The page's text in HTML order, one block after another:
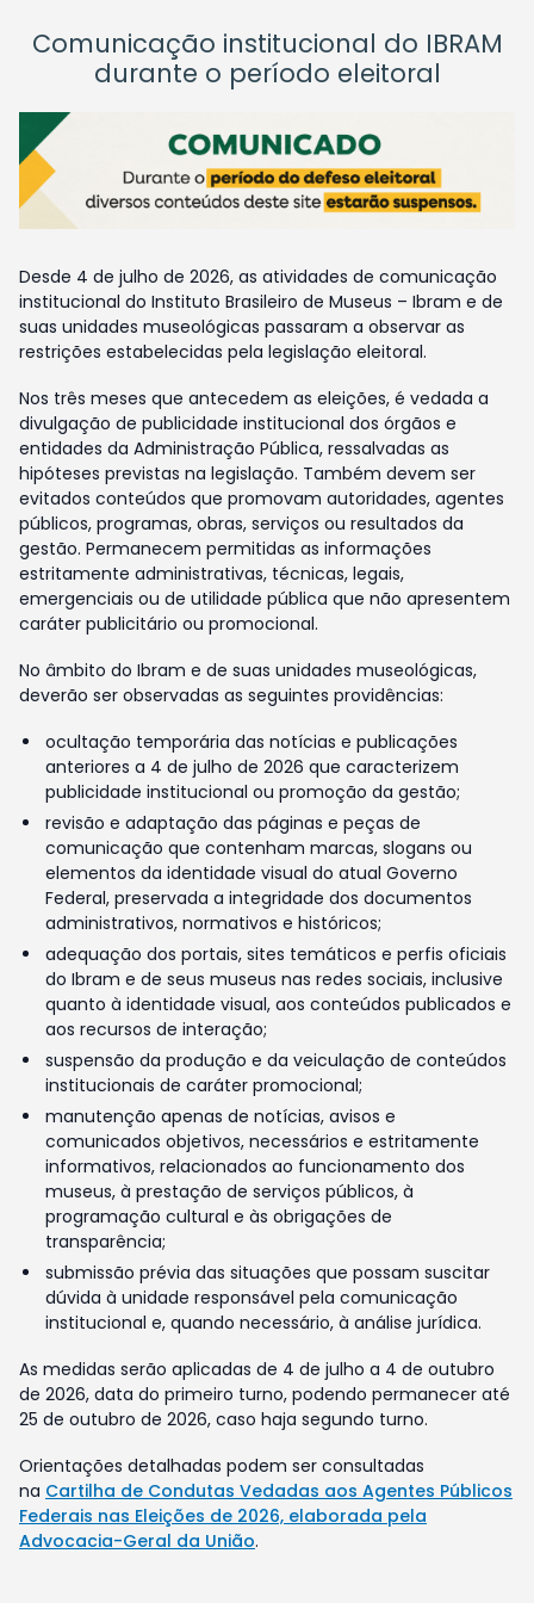
Comunicação institucional do IBRAM
durante o período eleitoral
Desde 4 de julho de 2026, as atividades de comunicação
institucional do Instituto Brasileiro de Museus – Ibram e de
suas unidades museológicas passaram a observar as
restrições estabelecidas pela legislação eleitoral.
Nos três meses que antecedem as eleições, é vedada a
divulgação de publicidade institucional dos órgãos e
entidades da Administração Pública, ressalvadas as
hipóteses previstas na legislação. Também devem ser
evitados conteúdos que promovam autoridades, agentes
públicos, programas, obras, serviços ou resultados da
gestão. Permanecem permitidas as informações
estritamente administrativas, técnicas, legais,
emergenciais ou de utilidade pública que não apresentem
caráter publicitário ou promocional.
No âmbito do Ibram e de suas unidades museológicas,
deverão ser observadas as seguintes providências:
ocultação temporária das notícias e publicações
anteriores a 4 de julho de 2026 que caracterizem
publicidade institucional ou promoção da gestão;
revisão e adaptação das páginas e peças de
comunicação que contenham marcas, slogans ou
elementos da identidade visual do atual Governo
Federal, preservada a integridade dos documentos
administrativos, normativos e históricos;
adequação dos portais, sites temáticos e perfis oficiais
do Ibram e de seus museus nas redes sociais, inclusive
quanto à identidade visual, aos conteúdos publicados e
aos recursos de interação;
suspensão da produção e da veiculação de conteúdos
institucionais de caráter promocional;
manutenção apenas de notícias, avisos e
comunicados objetivos, necessários e estritamente
informativos, relacionados ao funcionamento dos
museus, à prestação de serviços públicos, à
programação cultural e às obrigações de
transparência;
submissão prévia das situações que possam suscitar
dúvida à unidade responsável pela comunicação
institucional e, quando necessário, à análise jurídica.
As medidas serão aplicadas de 4 de julho a 4 de outubro
de 2026, data do primeiro turno, podendo permanecer até
25 de outubro de 2026, caso haja segundo turno.
Orientações detalhadas podem ser consultadas
na Cartilha de Condutas Vedadas aos Agentes Públicos
Federais nas Eleições de 2026, elaborada pela
Advocacia-Geral da União.